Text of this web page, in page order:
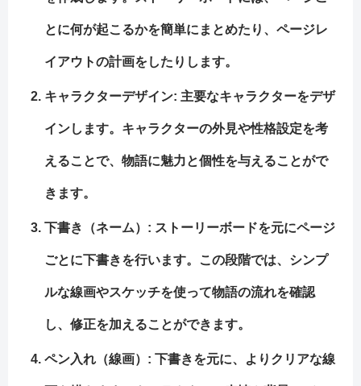
とに何が起こるかを簡単にまとめたり、ページレ
イアウトの計画をしたりします。
キャラクターデザイン: 主要なキャラクターをデザ
インします。キャラクターの外見や性格設定を考
えることで、物語に魅力と個性を与えることがで
きます。
下書き （ネーム）: ストーリーボードを元にページ
ごとに下書きを行います。この段階では、シンプ
ルな線画やスケッチを使って物語の流れを確認
し、修正を加えることができます。
ペン入れ （線画）: 下書きを元に、よりクリアな線